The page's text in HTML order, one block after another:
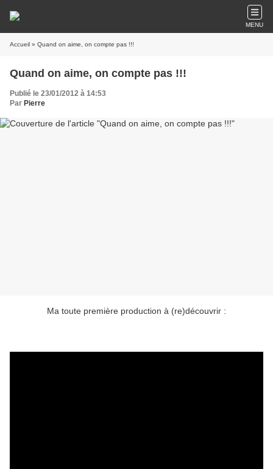
MENU
Accueil » Quand on aime, on compte pas !!!
Quand on aime, on compte pas !!!
Publié le 23/01/2012 à 14:53
Par Pierre
Ma toute première production à (re)découvrir :